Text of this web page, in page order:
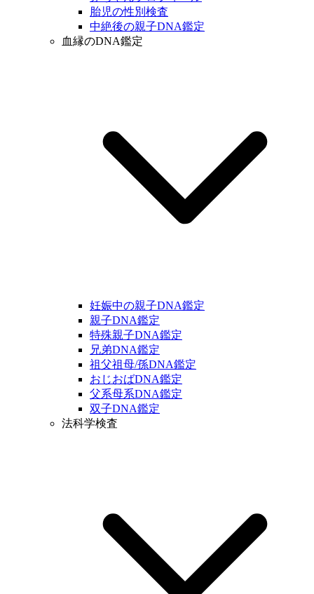
胎児の性別検査
中絶後の親子DNA鑑定
血縁のDNA鑑定
妊娠中の親子DNA鑑定
親子DNA鑑定
特殊親子DNA鑑定
兄弟DNA鑑定
祖父祖母/孫DNA鑑定
おじおばDNA鑑定
父系母系DNA鑑定
双子DNA鑑定
法科学検査